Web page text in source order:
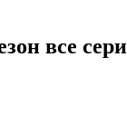
все